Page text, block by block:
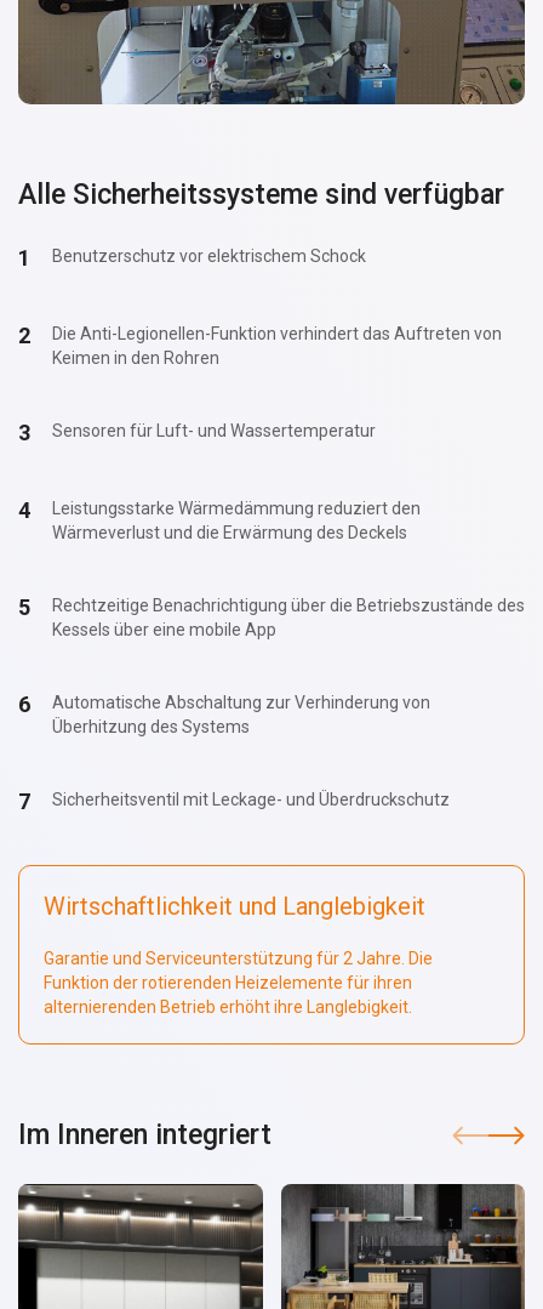
Alle Sicherheitssysteme sind verfügbar
Benutzerschutz vor elektrischem Schock
Die Anti-Legionellen-Funktion verhindert das Auftreten von
Keimen in den Rohren
Sensoren für Luft- und Wassertemperatur
Leistungsstarke Wärmedämmung reduziert den
Wärmeverlust und die Erwärmung des Deckels
Rechtzeitige Benachrichtigung über die Betriebszustände des
Kessels über eine mobile App
Automatische Abschaltung zur Verhinderung von
Überhitzung des Systems
Sicherheitsventil mit Leckage- und Überdruckschutz
Wirtschaftlichkeit und Langlebigkeit
Garantie und Serviceunterstützung für 2 Jahre. Die
Funktion der rotierenden Heizelemente für ihren
alternierenden Betrieb erhöht ihre Langlebigkeit.
Im Inneren integriert